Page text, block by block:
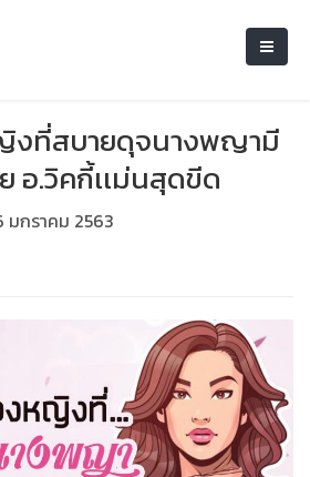
ที่สบายดุจนางพญามี
อ.วิคกี้เเม่นสุดขีด
มกราคม 2563